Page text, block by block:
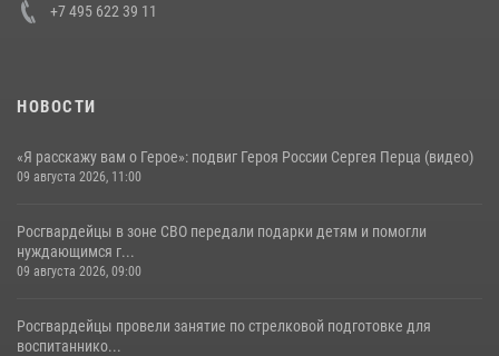
+7 495 622 39 11
НОВОСТИ
«Я расскажу вам о Герое»: подвиг Героя России Сергея Перца (видео)
09 августа 2026, 11:00
Росгвардейцы в зоне СВО передали подарки детям и помогли
нуждающимся г...
09 августа 2026, 09:00
Росгвардейцы провели занятие по стрелковой подготовке для
воспитаннико...